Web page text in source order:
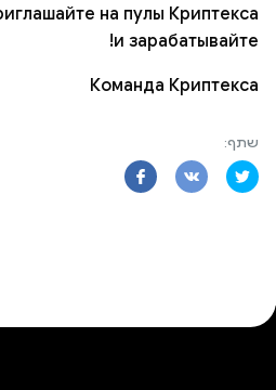
на пулы Криптекса
и зарабатывайте!
Команда Криптекса
שתף: